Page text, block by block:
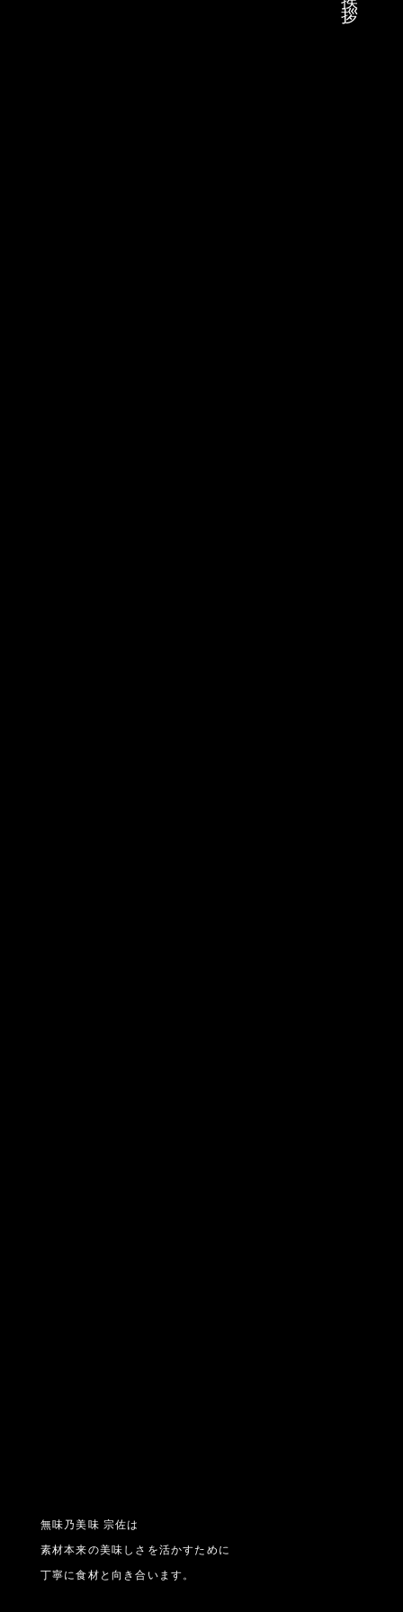
無味乃美味 宗佐は
素材本来の美味しさを活かすために
丁寧に食材と向き合います。